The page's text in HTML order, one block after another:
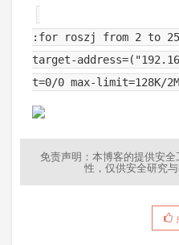
:for roszj from 2 to
target-
t=0/0 max-limit=128K/
免责声明：本博客的提供安
性，仅供安全研究